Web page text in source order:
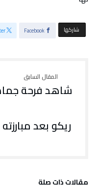
‫‫ شاركها‬ Facebook
شاهد فرحة
ريكو بعد
‫مقالات ذات صلة‬